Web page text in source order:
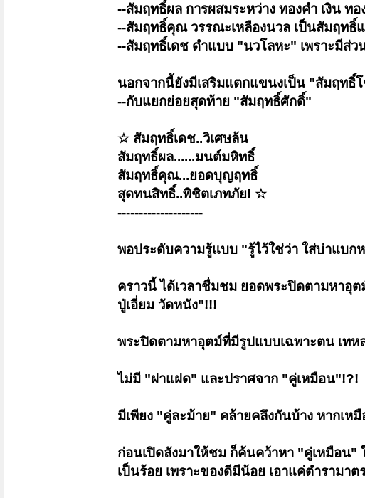
--สัมฤทธิ์ผล การผสมระหว่าง ทองคำ เงิน ทอ
--สัมฤทธิ์คุณ วรรณะเหลืองนวล เป็นสัมฤทธิ์
--สัมฤทธิ์เดช ดำแบบ "นวโลหะ" เพราะมีส่ว
นอกจากนี้ยังมีเสริมแตกแขนงเป็น "สัมฤท
--กับแยกย่อยสุดท้าย "สัมฤทธิ์ศักดิ์"
☆ สัมฤทธิ์เดช..วิเศษล้น
สัมฤทธิ์ผล......มนต์มหิทธิ์
สัมฤทธิ์คุณ...ยอดบุญฤทธิ์
สุดทนสิทธิ์..พิชิตเภทภัย! ☆
--------------------
พอประดับความรู้แบบ "รู้ไว้ใช่ว่า ใส่บ่าแบก
คราวนี้ ได้เวลาชื่มชม ยอดพระปิดตามหาอุ
ปู่เอี่ยม วัดหนัง"!!!
พระปิดตามหาอุตม์ที่มีรูปแบบเฉพาะตน เท
ไม่มี "ฝาแฝด" และปราศจาก "คู่เหมือน"!?!
มีเพียง "คู่ละม้าย" คล้ายคลึงกันบ้าง หากเห
ก่อนเปิดลังมาให้ชม ก็ค้นคว้าหา "คู่เหมือน"
เป็นร้อย เพราะของดีมีน้อย เอาแค่ตำรามา